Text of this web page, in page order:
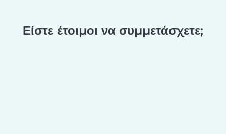
Είστε έτοιμοι να συμμετάσχετε;